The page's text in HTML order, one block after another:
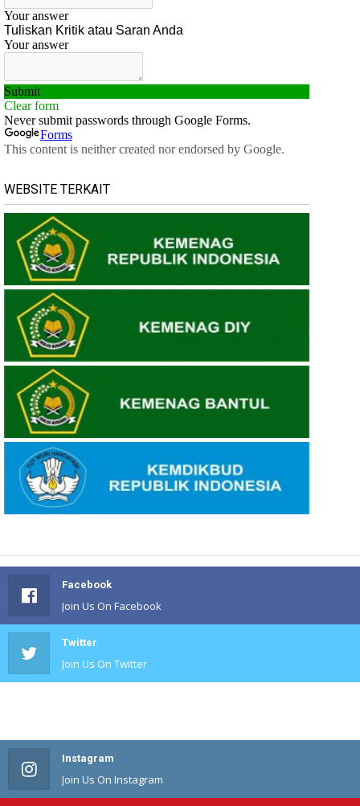
WEBSITE TERKAIT
Facebook
Join Us On Facebook
Twitter
Join Us On Twitter
Instagram
Join Us On Instagram